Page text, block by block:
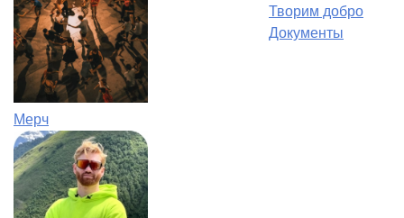
Мерч
Творим добро
Документы